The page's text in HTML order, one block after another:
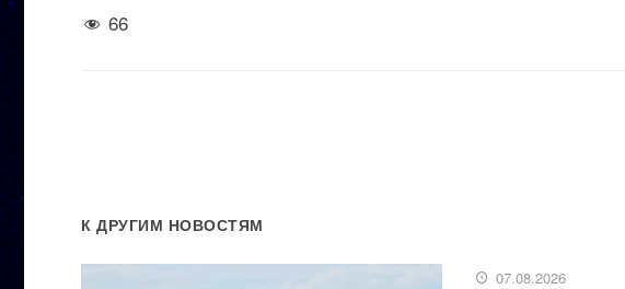
66
К ДРУГИМ НОВОСТЯМ
07.08.2026